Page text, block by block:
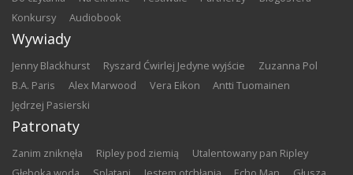
konkursy
audiobook
Wywiady
Jenny Blackhurst Ryszard Ćwirlej Jedyne wyjście
Zuzanna Pol
B.A. Paris
Alex Marwood Vera Eikon
Antti Tuomainen
Jędrzej Pasierski
Patronaty
Zanim zniknęła Ripley pod ziemią
Utalentowany pan Ripley